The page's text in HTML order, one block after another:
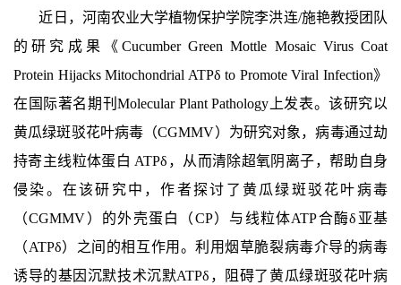
近日，河南农业大学植物保护学院李洪连/施艳教授团队
的研究成果《Cucumber Green Mottle Mosaic Virus Coat
Protein Hijacks Mitochondrial ATPδ to Promote Viral Infection》
在国际著名期刊Molecular Plant Pathology上发表。该研究以
黄瓜绿斑驳花叶病毒（CGMMV）为研究对象，病毒通过劫
持寄主线粒体蛋白 ATPδ，从而清除超氧阴离子，帮助自身
侵染。在该研究中，作者探讨了黄瓜绿斑驳花叶病毒
（CGMMV）的外壳蛋白（CP）与线粒体ATP合酶δ亚基
（ATPδ）之间的相互作用。利用烟草脆裂病毒介导的病毒
诱导的基因沉默技术沉默ATPδ，阻碍了黄瓜绿斑驳花叶病